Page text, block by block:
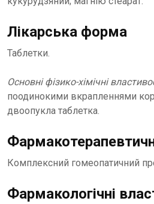
Лікарська форма
Таблетки.
Основні фізико-хімічні
поодинокими вкрапленнями
двоопукла таблетка.
Комплексний гомеопатичний
Фармакологічні